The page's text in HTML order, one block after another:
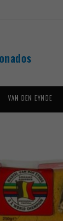
VAN DEN EYNDE